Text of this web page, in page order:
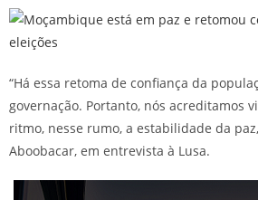
“Há essa retoma de confiança da
governação. Portanto, nós acreditamos
ritmo, nesse rumo, a estabilidade da
Aboobacar, em entrevista à Lusa.